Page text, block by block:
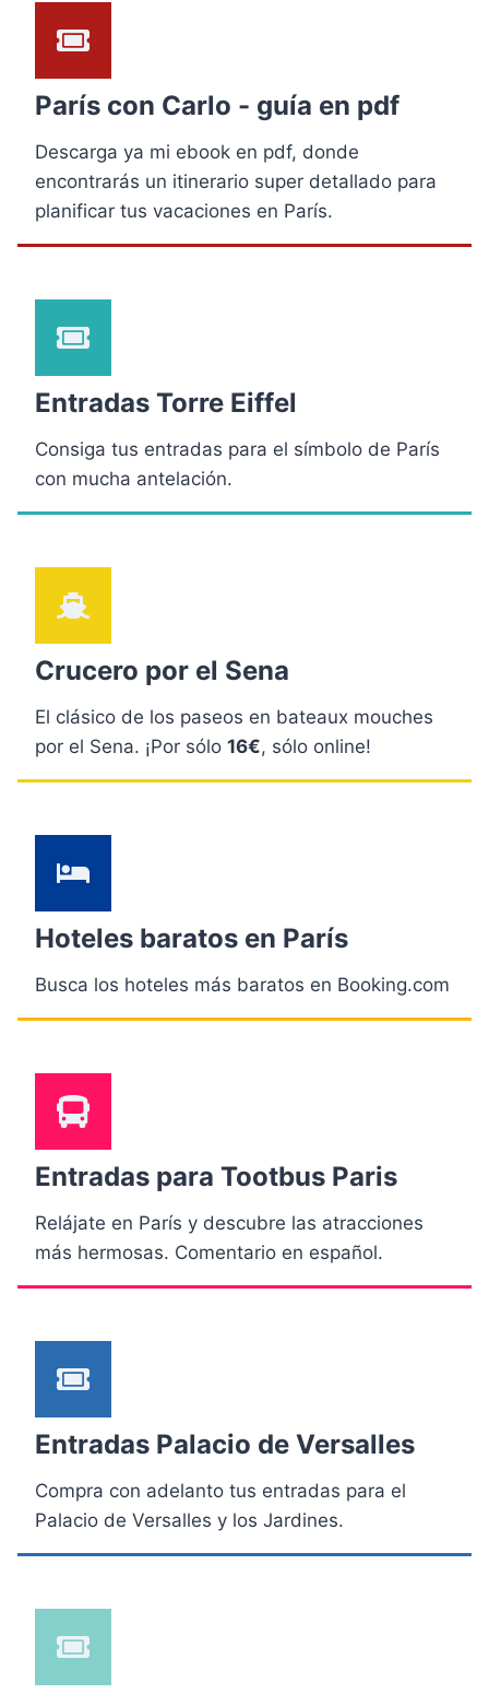
París con Carlo - guía en pdf
Descarga ya mi ebook en pdf, donde
encontrarás un itinerario super detallado para
planificar tus vacaciones en París.
Entradas Torre Eiffel
Consiga tus entradas para el símbolo de París
con mucha antelación.
Crucero por el Sena
El clásico de los paseos en bateaux mouches
por el Sena. ¡Por sólo 16€, sólo online!
Hoteles baratos en París
Busca los hoteles más baratos en Booking.com
Entradas para Tootbus Paris
Relájate en París y descubre las atracciones
más hermosas. Comentario en español.
Entradas Palacio de Versalles
Compra con adelanto tus entradas para el
Palacio de Versalles y los Jardines.